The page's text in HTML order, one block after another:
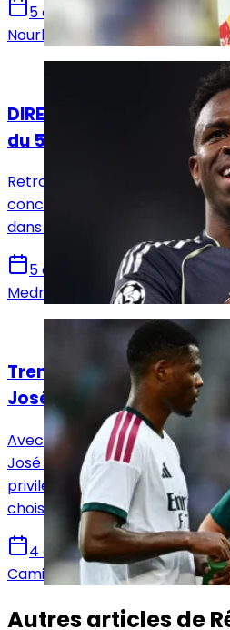
5 août 2026
Nourhane Haroui
DIRECT. Suivez le live
du 5 août !
Retrouvez toutes les
concernant le mercato du Real
dans le sens des départs ou
5 août 2026
Medric Bouzermane
Actualités
Trent ou Dumfries : le
José Mourinho
Avec deux latéraux de classe
José Mourinho peut s'estimer
privilégié mais va également
choisir son titulaire.
4 août 2026
Camille Santos
Autres articles de